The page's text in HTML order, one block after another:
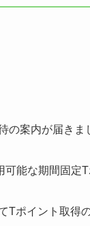
の案内が届きま
能な期間固定
Tポイント取得